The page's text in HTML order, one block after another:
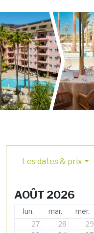
Les dates & prix
AOÛT 2026
lun. mar. mer.
27
28 29